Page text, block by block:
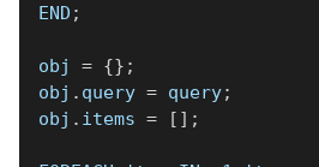
END ;
obj = {} ;
obj . query = query;
obj . items = [ ] ;